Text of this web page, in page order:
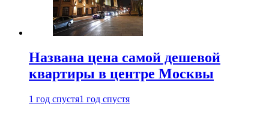
Названа цена самой дешевой
квартиры в центре Москвы
1 год спустя1 год спустя